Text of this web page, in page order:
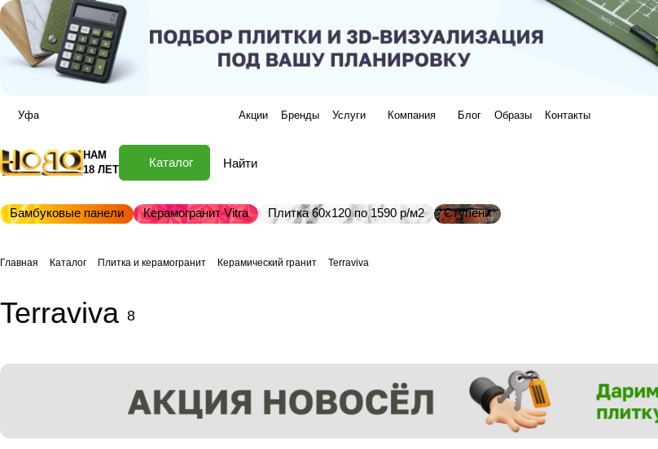
Уфа Акции Бренды Услуги Компания Блог Образы Контакты
НАМ
18 ЛЕТ
Каталог
Бамбуковые панели Керамогранит Vitra Плитка 60х120 по 1590 р/м2 Ступени
Главная Каталог Плитка и керамогранит Керамический гранит Terraviva
Terraviva 8